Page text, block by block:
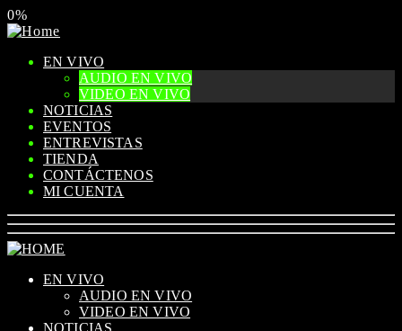
0%
EN VIVO
AUDIO EN VIVO
VIDEO EN VIVO
NOTICIAS
EVENTOS
ENTREVISTAS
TIENDA
CONTÁCTENOS
MI CUENTA
EN VIVO
AUDIO EN VIVO
VIDEO EN VIVO
NOTICIAS